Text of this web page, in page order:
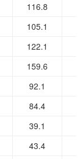
116.8
105.1
122.1
159.6
92.1
84.4
39.1
43.4